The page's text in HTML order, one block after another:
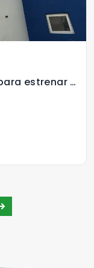
Apartamento en Venta Nuevo para estrenar en Navarrete